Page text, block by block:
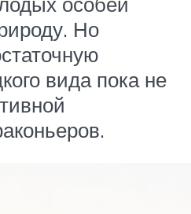
Но
вида пока не